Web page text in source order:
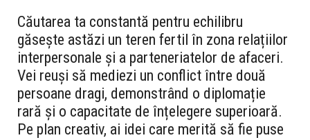
Căutarea ta constantă pentru echilibru
găsește astăzi un teren fertil în zona relațiilor
interpersonale și a parteneriatelor de afaceri.
Vei reuși să mediezi un conflict între două
persoane dragi, demonstrând o diplomație
rară și o capacitate de înțelegere superioară.
Pe plan creativ, ai idei care merită să fie puse